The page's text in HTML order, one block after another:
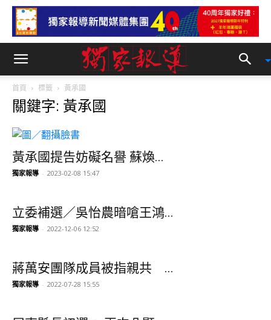
首頁 標籤 黃承國
關鍵字: 黃承國
黃承國提告妨礙名譽 蘇煥...
獨家報導 - 2023-02-08 15:47
立委補選／吳怡農暗嗆王鴻...
獨家報導 - 2022-12-06 12:52
蔣萬安團隊成員被指親共 ...
獨家報導 - 2022-07-28 15:55